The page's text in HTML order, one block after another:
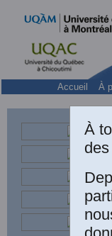
Accueil À
À